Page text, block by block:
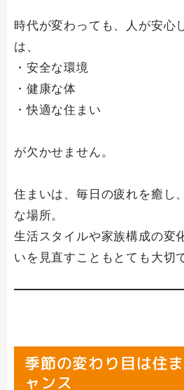
時代が変わっても、人が安心
は、
・安全な環境
・健康な体
・快適な住まい
が欠かせません。
住まいは、毎日の疲れを癒し
な場所。
生活スタイルや家族構成の変
いを見直すこともとても大切
季節の変わり目は住
ャンス